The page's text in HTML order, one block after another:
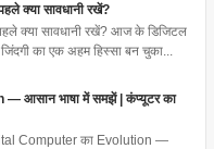
क्या सावधानी रखें?
क्या सावधानी रखें? आज के डिजिटल
का एक अहम हिस्सा बन चुका...
आसान भाषा में समझें | कंप्यूटर का
Computer का Evolution —